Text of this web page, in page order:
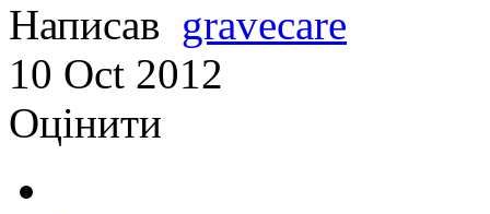
Написав gravecare
10 Oct 2012
Оцінити